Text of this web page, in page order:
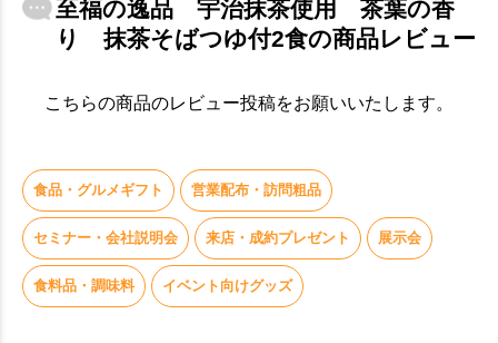
至福の逸品 宇治抹茶使用 茶葉の香
り 抹茶そばつゆ付2食の商品レビュー
こちらの商品のレビュー投稿をお願いいたします。
食品・グルメギフト 営業配布・訪問粗品
セミナー・会社説明会 来店・成約プレゼント 展示会
食料品・調味料 イベント向けグッズ